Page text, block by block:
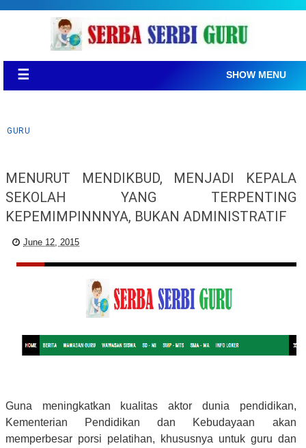
☰ SHOW MENU
GURU
MENURUT MENDIKBUD, MENJADI KEPALA
SEKOLAH YANG TERPENTING
KEPEMIMPINNNYA, BUKAN ADMINISTRATIF
June 12, 2015
Guna meningkatkan kualitas aktor dunia pendidikan,
Kementerian Pendidikan dan Kebudayaan akan
memperbesar porsi pelatihan, khususnya untuk guru dan